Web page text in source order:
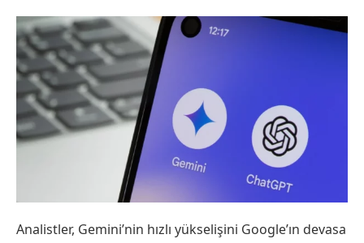
Analistler, Gemini’nin hızlı yükselişini Google’ın devasa